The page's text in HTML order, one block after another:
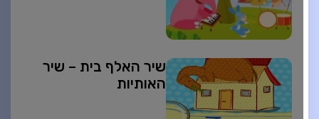
שיר האלף בית – שיר
האותיות